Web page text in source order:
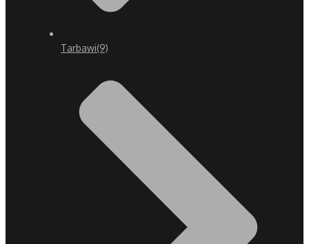
Tarbawi(9)